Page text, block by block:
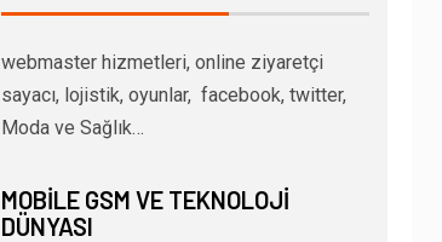
webmaster hizmetleri, online ziyaretçi
sayacı, lojistik, oyunlar, facebook, twitter,
Moda ve Sağlık…
MOBILE GSM VE TEKNOLOJI
DÜNYASI